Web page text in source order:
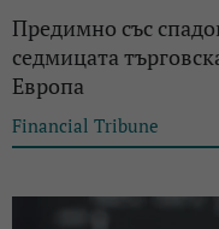
Предимно със
седмицата
Европа
Financial Tribune